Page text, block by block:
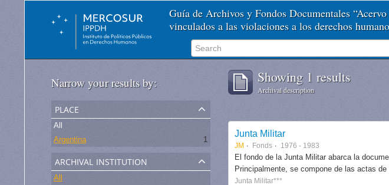
Guía de Archivos y Fondos Documentales
vinculados a las violaciones a los derechos
Narrow your results by:
place
All
Argentina
1
archival institution
All
Showing 1 results
Archival description
Junta Militar
JM Fonds 1976 - 1983
El fondo de la Junta Militar abarca la
Principalmente, se compone de las actas
Junta Militar***